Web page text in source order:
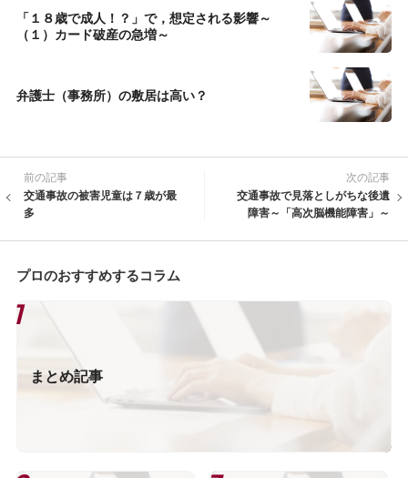
「１８歳で成人！？」で，想定される影響～
（１）カード破産の急増～
弁護士（事務所）の敷居は高い？
前の記事
交通事故の被害児童は７歳が最
多
次の記事
交通事故で見落としがちな後遺
障害～「高次脳機能障害」～
プロのおすすめするコラム
まとめ記事